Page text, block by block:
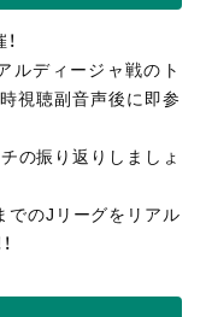
ルディージャ戦のト
視聴副音声後に即参
の振り返りしましょ
でのJリーグをリアル